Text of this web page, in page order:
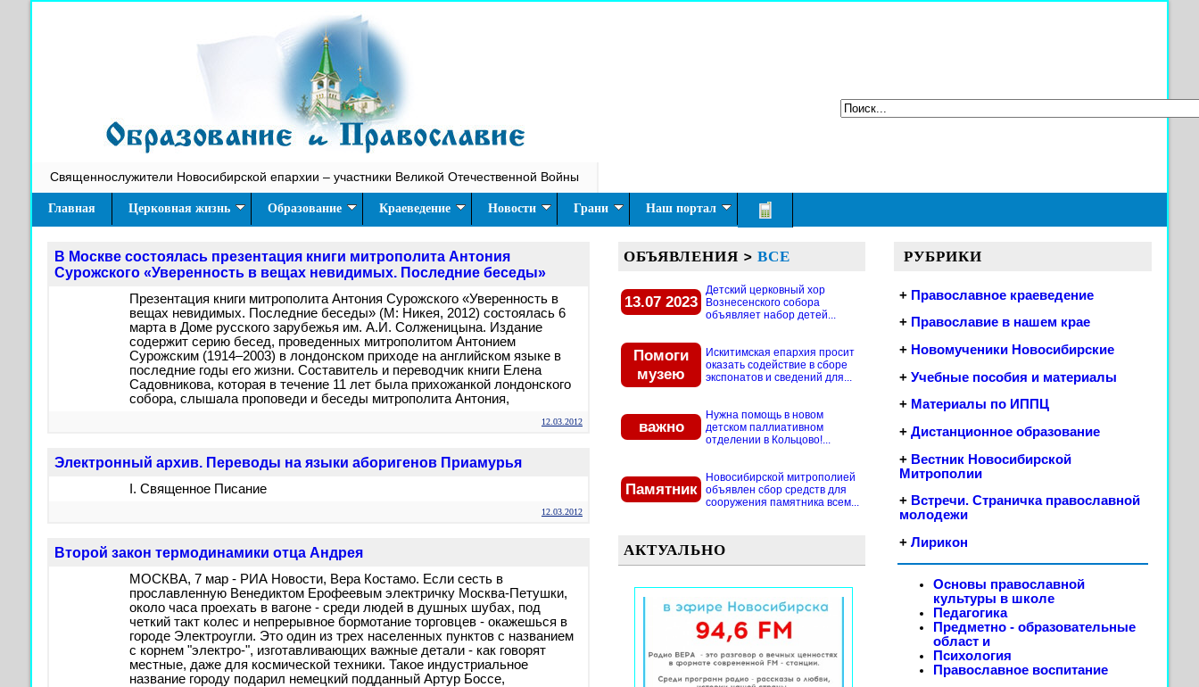
Священнослужители Новосибирской епархии – участники Великой Отечественной Войны
Главная Церковная жизнь Образование Краеведение Новости Грани Наш портал
В Москве состоялась презентация книги митрополита Антония
Сурожского «Уверенность в вещах невидимых. Последние беседы»
Презентация книги митрополита Антония Сурожского «Уверенность в
вещах невидимых. Последние беседы» (М: Никея, 2012) состоялась 6
марта в Доме русского зарубежья им. А.И. Солженицына. Издание
содержит серию бесед, проведенных митрополитом Антонием
Сурожским (1914–2003) в лондонском приходе на английском языке в
последние годы его жизни. Составитель и переводчик книги Елена
Садовникова, которая в течение 11 лет была прихожанкой лондонского
собора, слышала проповеди и беседы митрополита Антония,
12.03.2012
Электронный архив. Переводы на языки аборигенов Приамурья
I. Священное Писание
12.03.2012
Второй закон термодинамики отца Андрея
МОСКВА, 7 мар - РИА Новости, Вера Костамо. Если сесть в
прославленную Венедиктом Ерофеевым электричку Москва-Петушки,
около часа проехать в вагоне - среди людей в душных шубах, под
четкий такт колес и непрерывное бормотание торговцев - окажешься в
городе Электроугли. Это один из трех населенных пунктов с названием
с корнем "электро-", изготавливающих важные детали - как говорят
местные, даже для космической техники. Такое индустриальное
название городу подарил немецкий подданный Артур Боссе,
ОБЪЯВЛЕНИЯ > ВСЕ
13.07 2023
Детский церковный хор
Вознесенского собора
объявляет набор детей...
Помоги
музею
Искитимская епархия просит
оказать содействие в сборе
экспонатов и сведений для...
важно
Нужна помощь в новом
детском паллиативном
отделении в Кольцово!...
Памятник
Новосибирской митрополией
объявлен сбор средств для
сооружения памятника всем...
АКТУАЛЬНО
РУБРИКИ
+ Православное краеведение
+ Православие в нашем крае
+ Новомученики Новосибирские
+ Учебные пособия и материалы
+ Материалы по ИППЦ
+ Дистанционное образование
+ Вестник Новосибирской
Митрополии
+ Встречи. Страничка православной
молодежи
+ Лирикон
Основы православной
культуры в школе
Педагогика
Предметно - образовательные
област и
Психология
Православное воспитание